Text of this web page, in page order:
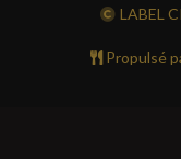
LABEL
Propulsé